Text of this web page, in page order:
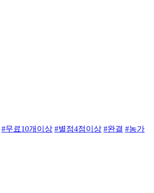
#무료10개이상 #별점4점이상 #완결 #농가